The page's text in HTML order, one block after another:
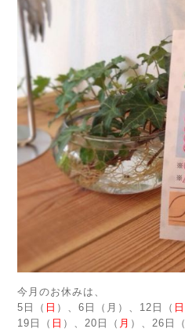
今月のお休みは、
5日（ 日 ）、6日（月）、12日（ 日
19日（ 日 ）、20日（ 月 ）、26日（